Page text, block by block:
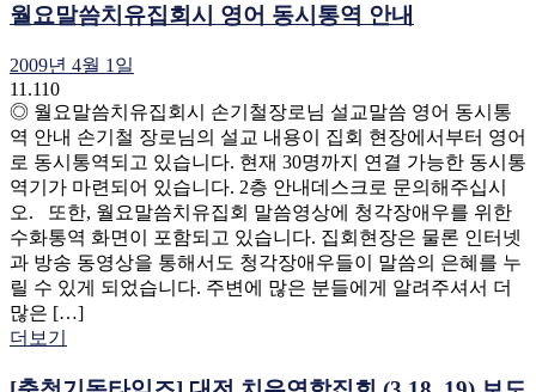
월요말씀치유집회시 영어 동시통역 안내
2009년 4월 1일
11.110
◎ 월요말씀치유집회시 손기철장로님 설교말씀 영어 동시통
역 안내 손기철 장로님의 설교 내용이 집회 현장에서부터 영어
로 동시통역되고 있습니다. 현재 30명까지 연결 가능한 동시통
역기가 마련되어 있습니다. 2층 안내데스크로 문의해주십시
오. 또한, 월요말씀치유집회 말씀영상에 청각장애우를 위한
수화통역 화면이 포함되고 있습니다. 집회현장은 물론 인터넷
과 방송 동영상을 통해서도 청각장애우들이 말씀의 은혜를 누
릴 수 있게 되었습니다. 주변에 많은 분들에게 알려주셔서 더
많은 […]
더보기